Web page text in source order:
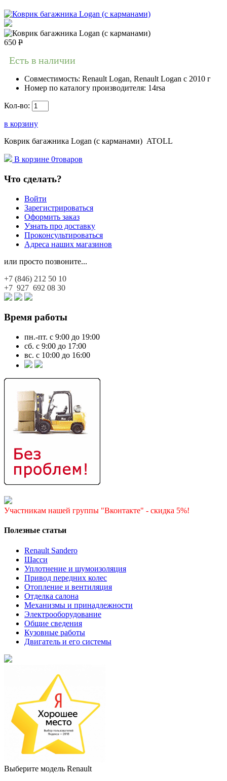
650 Р
Есть в наличии
Совместимость: Renault Logan, Renault Logan c 2010 г
Номер по каталогу производителя: 14rsa
Кол-во:
в корзину
Коврик багажника Logan (с карманами) ATOLL
В корзине 0товаров
Что сделать?
Войти
Зарегистрироваться
Оформить заказ
Узнать про доставку
Проконсультироваться
Адреса наших магазинов
или просто позвоните...
+7 (846) 212 50 10
+7 927 692 08 30
Время работы
пн.-пт. с 9:00 до 19:00
сб. с 9:00 до 17:00
вс. с 10:00 до 16:00
Участникам нашей группы "Вконтакте" - скидка 5%!
Полезные статьи
Renault Sandero
Шасси
Уплотнение и шумоизоляция
Привод передних колес
Отопление и вентиляция
Отделка салона
Механизмы и принадлежности
Электрооборудование
Общие сведения
Кузовные работы
Двигатель и его системы
Выберите модель Renault